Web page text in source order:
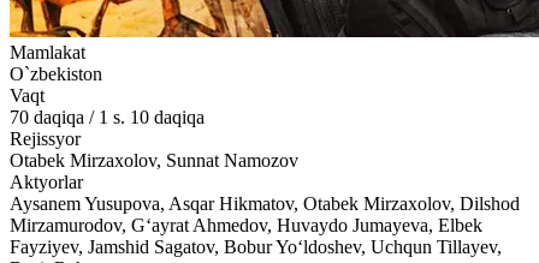
Mamlakat
O`zbekiston
Vaqt
70 daqiqa / 1 s. 10 daqiqa
Rejissyor
Otabek Mirzaxolov, Sunnat Namozov
Aktyorlar
Aysanem Yusupova, Asqar Hikmatov, Otabek Mirzaxolov, Dilshod
Mirzamurodov, Gʻayrat Ahmedov, Huvaydo Jumayeva, Elbek
Fayziyev, Jamshid Sagatov, Bobur Yoʻldoshev, Uchqun Tillayev,